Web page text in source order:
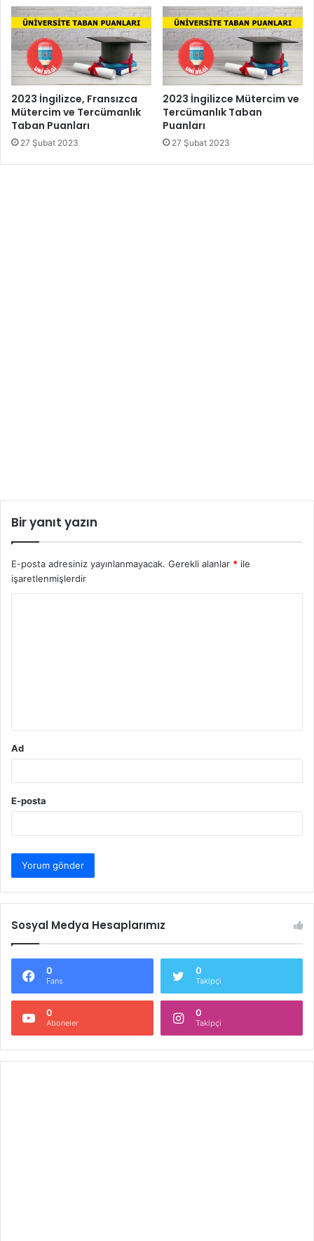
2023 İngilizce, Fransızca
Mütercim ve Tercümanlık
Taban Puanları
27 Şubat 2023
2023 İngilizce Mütercim ve
Tercümanlık Taban
Puanları
27 Şubat 2023
Bir yanıt yazın
E-posta adresiniz yayınlanmayacak. Gerekli alanlar * ile
işaretlenmişlerdir
Ad
E-posta
Sosyal Medya Hesaplarımız
0
Fans
0
Takipçi
0
Aboneler
0
Takipçi